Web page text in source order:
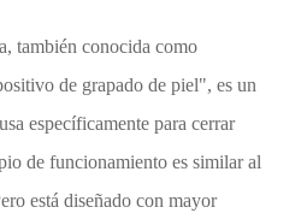
también conocida como
de grapado de piel", es un
específicamente para cerrar
de funcionamiento es similar al
está diseñado con mayor